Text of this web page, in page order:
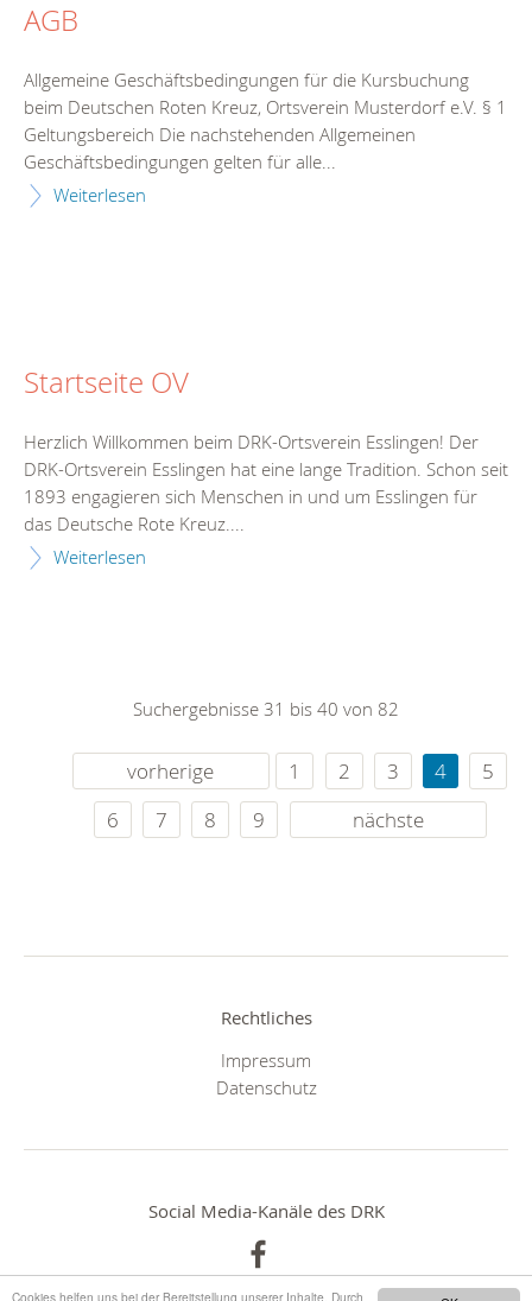
Cookies helfen uns bei der Bereitstellung unserer Inhalte. Durch
AGB
Allgemeine Geschäftsbedingungen für die Kursbuchung
beim Deutschen Roten Kreuz, Ortsverein Musterdorf e.V. § 1
Geltungsbereich Die nachstehenden Allgemeinen
Geschäftsbedingungen gelten für alle...
Weiterlesen
Startseite OV
Herzlich Willkommen beim DRK-Ortsverein Esslingen! Der
DRK-Ortsverein Esslingen hat eine lange Tradition. Schon seit
1893 engagieren sich Menschen in und um Esslingen für
das Deutsche Rote Kreuz....
Weiterlesen
Suchergebnisse 31 bis 40 von 82
vorherige 1 2 3 4
5
6
7 8 9 nächste
Rechtliches
Impressum
Datenschutz
Social Media-Kanäle des DRK